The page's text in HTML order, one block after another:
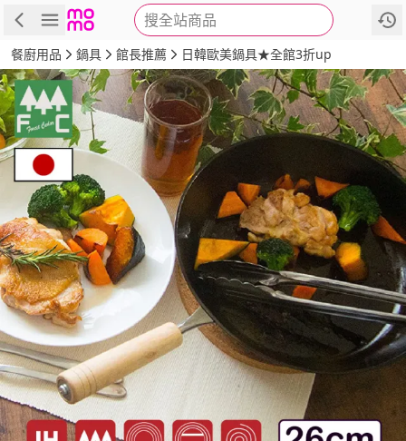
搜全站商品
商品 評價 詳情
餐廚用品 鍋具 館長推薦 日韓歐美鍋具★全館3折up